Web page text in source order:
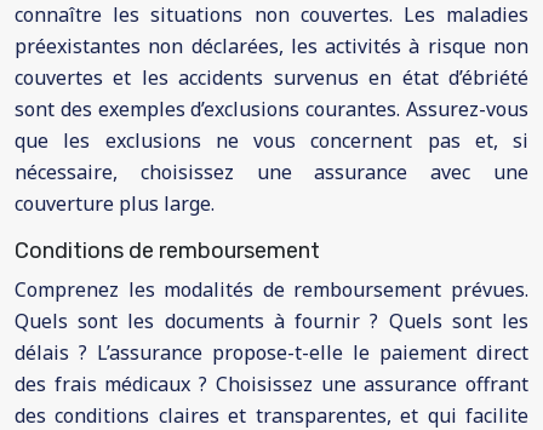
connaître les situations non couvertes. Les maladies
préexistantes non déclarées, les activités à risque non
couvertes et les accidents survenus en état d’ébriété
sont des exemples d’exclusions courantes. Assurez-vous
que les exclusions ne vous concernent pas et, si
nécessaire, choisissez une assurance avec une
couverture plus large.
Conditions de remboursement
Comprenez les modalités de remboursement prévues.
Quels sont les documents à fournir ? Quels sont les
délais ? L’assurance propose-t-elle le paiement direct
des frais médicaux ? Choisissez une assurance offrant
des conditions claires et transparentes, et qui facilite